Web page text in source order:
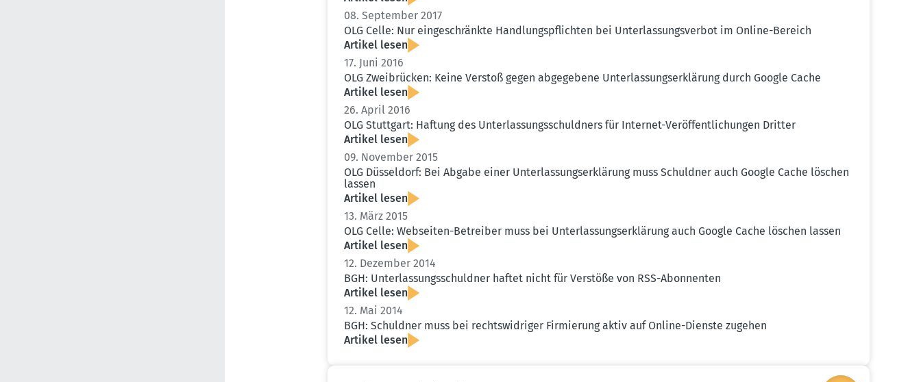
08. September 2017
OLG Celle: Nur einge­schränkte Handlungs­pflichten bei Unter­las­sungs­verbot im Online-Bereich
Artikel lesen
17. Juni 2016
OLG Zweibrücken: Keine Verstoß gegen abgegebene Unter­las­sungs­er­klärung durch Google Cache
Artikel lesen
26. April 2016
OLG Stuttgart: Haftung des Unter­las­sungs­schuldners für Internet-Veröf­fent­li­chungen Dritter
Artikel lesen
09. November 2015
OLG Düsseldorf: Bei Abgabe einer Unter­las­sungs­er­klärung muss Schuldner auch Google Cache löschen
lassen
Artikel lesen
13. März 2015
OLG Celle: Webseiten-Betreiber muss bei Unter­las­sungs­er­klärung auch Google Cache löschen lassen
Artikel lesen
12. Dezember 2014
BGH: Unter­las­sungs­schuldner haftet nicht für Verstöße von RSS-Abonnenten
Artikel lesen
12. Mai 2014
BGH: Schuldner muss bei rechts­wid­riger Firmierung aktiv auf Online-Dienste zugehen
Artikel lesen